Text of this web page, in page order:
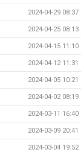
2024-04-29 08:37
2024-04-25 08:13
2024-04-15 11:10
2024-04-12 11:31
2024-04-05 10:21
2024-04-02 08:19
2024-03-11 16:40
2024-03-09 20:41
2024-03-04 19:52